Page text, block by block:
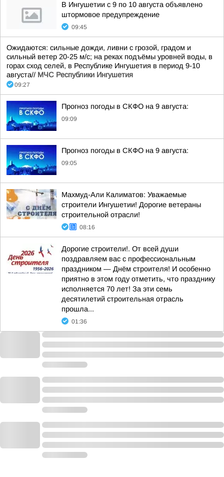
В Ингушетии с 9 по 10 августа объявлено
штормовое предупреждение
09:45
Ожидаются: сильные дожди, ливни с грозой, градом и
сильный ветер 20-25 м/с; на реках подъёмы уровней воды, в
горах сход селей, в Республике Ингушетия в период 9-10
августа// МЧС Республики Ингушетия
09:27
Прогноз погоды в СКФО на 9 августа:
09:09
Прогноз погоды в СКФО на 9 августа:
09:05
Махмуд-Али Калиматов: Уважаемые
строители Ингушетии! Дорогие ветераны
строительной отрасли!
08:16
Дорогие строители!. От всей души
поздравляем вас с профессиональным
праздником — Днём строителя! И особенно
приятно в этом году отметить, что празднику
исполняется 70 лет! За эти семь
десятилетий строительная отрасль
прошла...
01:36